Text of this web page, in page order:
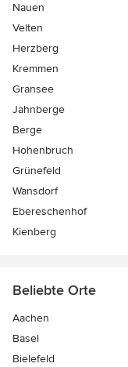
Nauen
Velten
Herzberg
Kremmen
Gransee
Jahnberge
Berge
Hohenbruch
Grünefeld
Wansdorf
Ebereschenhof
Kienberg
Beliebte Orte
Aachen
Basel
Bielefeld